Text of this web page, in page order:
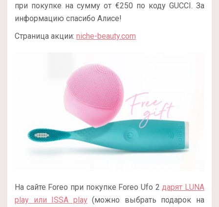
при покупке на сумму от €250 по коду GUCCI. За
информацию спасибо Алисе!
Страница акции: niche-beauty.com
На сайте Foreo при покупке Foreo Ufo 2 дарят LUNA
play или ISSA play(можно выбрать подарок на